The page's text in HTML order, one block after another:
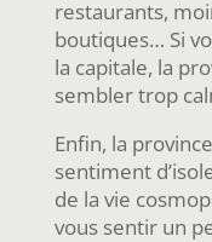
restaurants,
boutiques… Si
la capitale, la
sembler trop
Enfin, la
sentiment
de la vie
vous sentir un